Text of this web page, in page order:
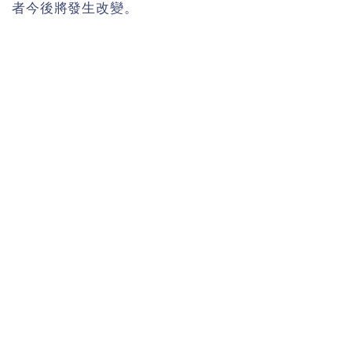
者今後將發生改變。